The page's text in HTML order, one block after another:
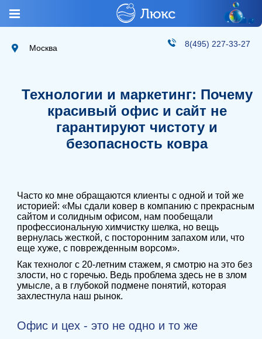
Москва 8(495) 227-33-27
Технологии и маркетинг: Почему
красивый офис и сайт не
гарантируют чистоту и
безопасность ковра
Часто ко мне обращаются клиенты с одной и той же
историей: «Мы сдали ковер в компанию с прекрасным
сайтом и солидным офисом, нам пообещали
профессиональную химчистку шелка, но вещь
вернулась жесткой, с посторонним запахом или, что
еще хуже, с поврежденным ворсом».
Как технолог с 20-летним стажем, я смотрю на это без
злости, но с горечью. Ведь проблема здесь не в злом
умысле, а в глубокой подмене понятий, которая
захлестнула наш рынок.
Офис и цех - это не одно и то же